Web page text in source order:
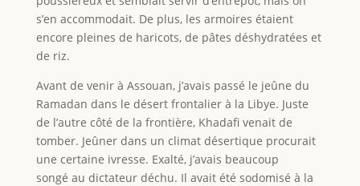
s’en accommodait. De plus, les armoires étaient
encore pleines de haricots, de pâtes déshydratées et
de riz.
Avant de venir à Assouan, j’avais passé le jeûne du
Ramadan dans le désert frontalier à la Libye. Juste
de l’autre côté de la frontière, Khadafi venait de
tomber. Jeûner dans un climat désertique procurait
une certaine ivresse. Exalté, j’avais beaucoup
songé au dictateur déchu. Il avait été sodomisé à la